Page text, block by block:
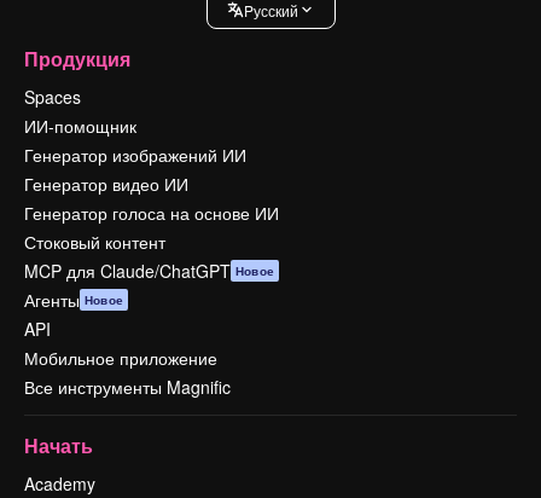
Pусский
Продукция
Spaces
ИИ-помощник
Генератор изображений ИИ
Генератор видео ИИ
Генератор голоса на основе ИИ
Стоковый контент
MCP для Claude/ChatGPT Новое
Агенты Новое
API
Мобильное приложение
Все инструменты Magnific
Начать
Academy